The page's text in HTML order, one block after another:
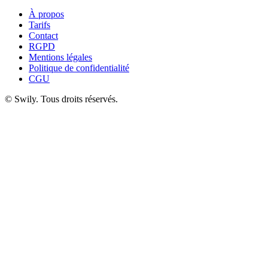
À propos
Tarifs
Contact
RGPD
Mentions légales
Politique de confidentialité
CGU
© Swily. Tous droits réservés.